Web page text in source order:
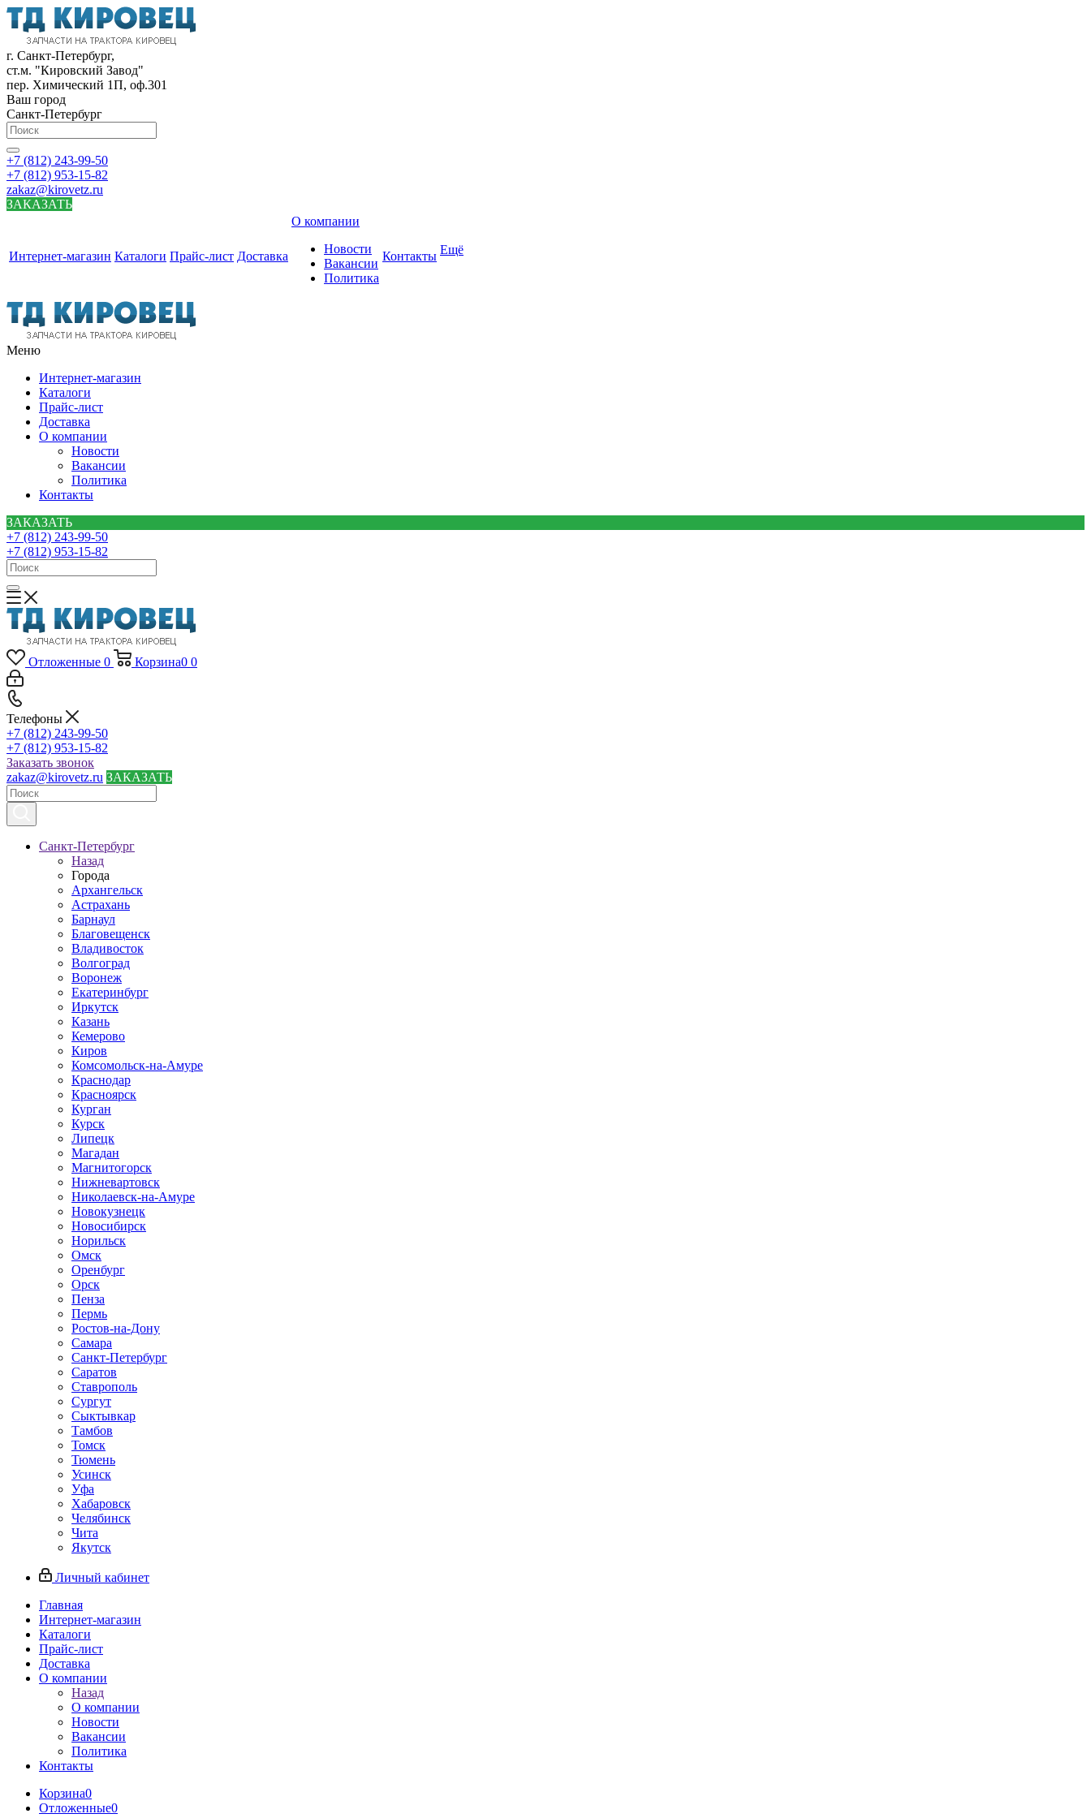
г. Санкт-Петербург,
ст.м. "Кировский Завод"
пер. Химический 1П, оф.301
Ваш город
Санкт-Петербург
+7 (812) 243-99-50
+7 (812) 953-15-82
zakaz@kirovetz.ru
ЗАКАЗАТЬ
Интернет-магазин Каталоги Прайс-лист Доставка
О компании
Новости
Вакансии
Политика
Контакты Ещё
Меню
Интернет-магазин
Каталоги
Прайс-лист
Доставка
О компании
Новости
Вакансии
Политика
Контакты
ЗАКАЗАТЬ
+7 (812) 243-99-50
+7 (812) 953-15-82
Отложенные 0 Корзина0 0
Телефоны
+7 (812) 243-99-50
+7 (812) 953-15-82
Заказать звонок
zakaz@kirovetz.ru ЗАКАЗАТЬ
Санкт-Петербург
Назад
Города
Архангельск
Астрахань
Барнаул
Благовещенск
Владивосток
Волгоград
Воронеж
Екатеринбург
Иркутск
Казань
Кемерово
Киров
Комсомольск-на-Амуре
Краснодар
Красноярск
Курган
Курск
Липецк
Магадан
Магнитогорск
Нижневартовск
Николаевск-на-Амуре
Новокузнецк
Новосибирск
Норильск
Омск
Оренбург
Орск
Пенза
Пермь
Ростов-на-Дону
Самара
Санкт-Петербург
Саратов
Ставрополь
Сургут
Сыктывкар
Тамбов
Томск
Тюмень
Усинск
Уфа
Хабаровск
Челябинск
Чита
Якутск
Личный кабинет
Главная
Интернет-магазин
Каталоги
Прайс-лист
Доставка
О компании
Назад
О компании
Новости
Вакансии
Политика
Контакты
Корзина0
Отложенные0